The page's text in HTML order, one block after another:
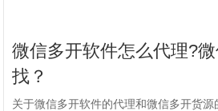
微信多开软件怎么代理?
找？
关于微信多开软件的代理和微信多开货